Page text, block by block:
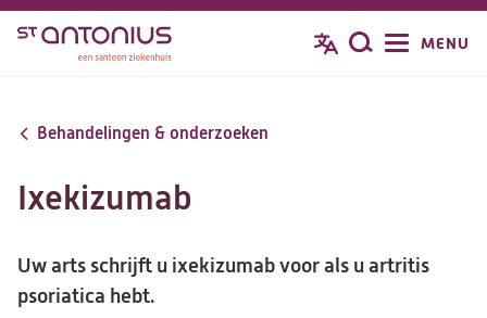
Overslaan
inhoud
Zoeken
MENU
Behandelingen & onderzoeken
Ixekizumab
Uw arts schrijft u ixekizumab voor als u artritis
psoriatica hebt.